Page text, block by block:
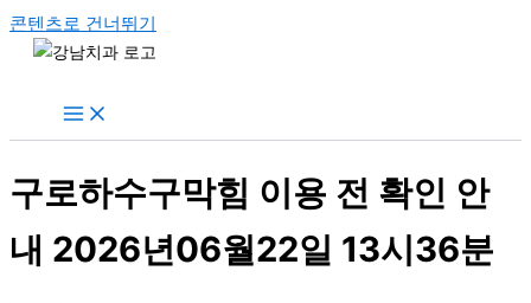
콘텐츠로 건너뛰기
구로하수구막힘 이용 전 확인 안
내 2026년06월22일 13시36분